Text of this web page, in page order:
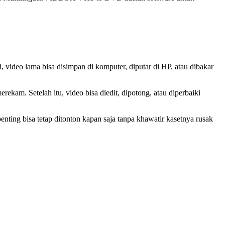
lama bisa disimpan di komputer, diputar di HP, atau dibakar
Setelah itu, video bisa diedit, dipotong, atau diperbaiki
bisa tetap ditonton kapan saja tanpa khawatir kasetnya rusak